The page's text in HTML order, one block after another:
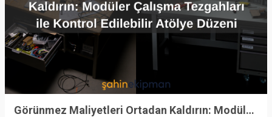
Görünmez Maliyetleri Ortadan Kaldırın: Modüler Çalışma Tezgahları ile Kontrol Edilebilir Atölye Düzeni